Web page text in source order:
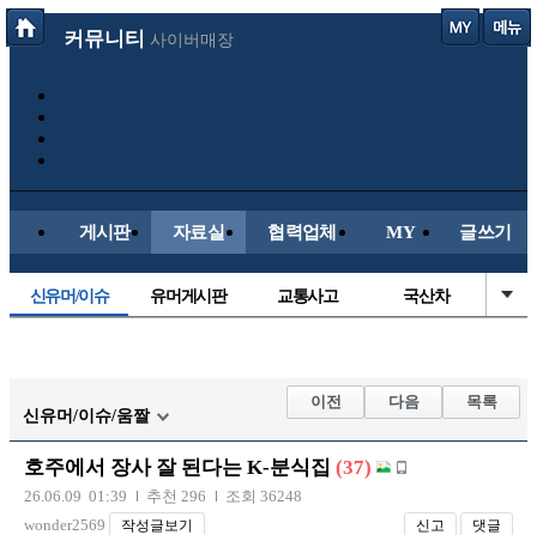
커뮤니티 사이버매장
게시판 자료실 협력업체 MY 글쓰기
신유머/이슈 유머게시판 교통사고 국산차
자유사진 군사/무기
트럭/버스 항공/해운/철도
장착시공사진
신유머/이슈/움짤
이전 다음 목록
호주에서 장사 잘 된다는 K-분식집 (37)
26.06.09 01:39 추천 296
조회 36248
wonder2569
작성글보기 신고 댓글